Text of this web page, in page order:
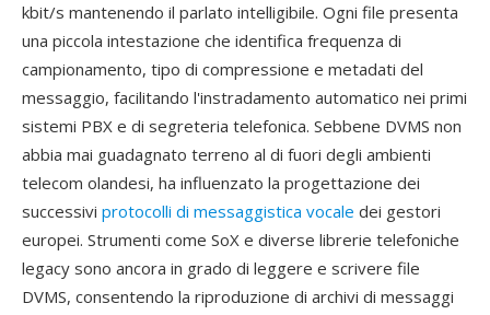
kbit/s mantenendo il parlato intelligibile. Ogni file presenta
una piccola intestazione che identifica frequenza di
campionamento, tipo di compressione e metadati del
messaggio, facilitando l'instradamento automatico nei primi
sistemi PBX e di segreteria telefonica. Sebbene DVMS non
abbia mai guadagnato terreno al di fuori degli ambienti
telecom olandesi, ha influenzato la progettazione dei
successivi protocolli di messaggistica vocale dei gestori
europei. Strumenti come SoX e diverse librerie telefoniche
legacy sono ancora in grado di leggere e scrivere file
DVMS, consentendo la riproduzione di archivi di messaggi